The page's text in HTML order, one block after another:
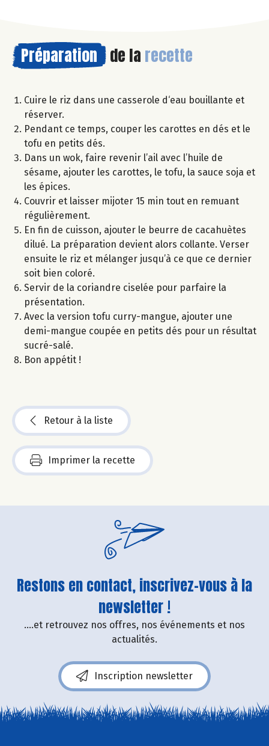
Préparation de la recette
Cuire le riz dans une casserole d‘eau bouillante et
réserver.
Pendant ce temps, couper les carottes en dés et le
tofu en petits dés.
Dans un wok, faire revenir l’ail avec l’huile de
sésame, ajouter les carottes, le tofu, la sauce soja et
les épices.
Couvrir et laisser mijoter 15 min tout en remuant
régulièrement.
En fin de cuisson, ajouter le beurre de cacahuètes
dilué. La préparation devient alors collante. Verser
ensuite le riz et mélanger jusqu’à ce que ce dernier
soit bien coloré.
Servir de la coriandre ciselée pour parfaire la
présentation.
Avec la version tofu curry-mangue, ajouter une
demi-mangue coupée en petits dés pour un résultat
sucré-salé.
Bon appétit !
Retour à la liste
Imprimer la recette
Restons en contact, inscrivez-vous à la
newsletter !
....et retrouvez nos offres, nos événements et nos
actualités.
Inscription newsletter